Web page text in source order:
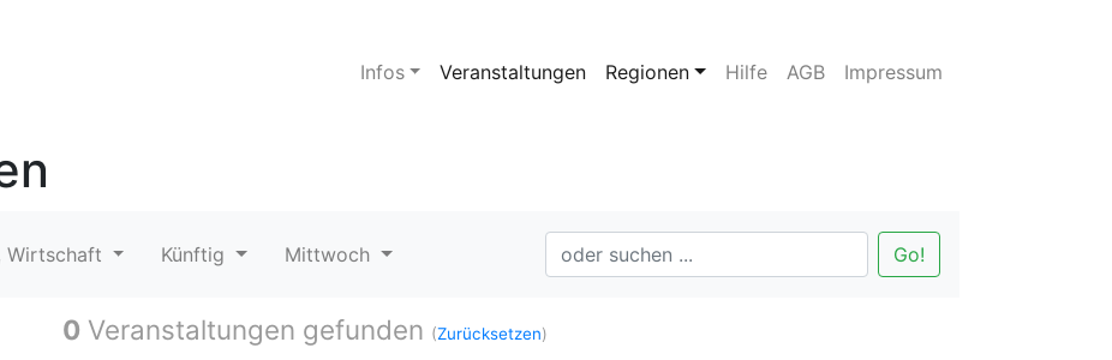
Infos Veranstaltungen Regionen Hilfe AGB Impressum
Wirtschaft Künftig Mittwoch Go!
0 Veranstaltungen gefunden (Zurücksetzen)